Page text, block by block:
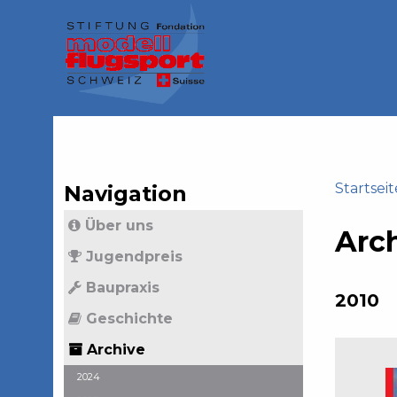
navigation
sind
to
top
2010
Navigation
Über uns
Jugendpreis
Baupraxis
Geschichte
Archive
2024